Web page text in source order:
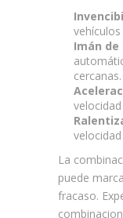
Imán de
cercanas.
La
puede
fracaso.